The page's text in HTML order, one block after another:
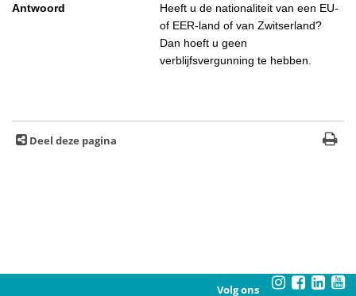
Antwoord
Heeft u de nationaliteit van een EU-
of EER-land of van Zwitserland?
Dan hoeft u geen
verblijfsvergunning te hebben.
Deel deze pagina
Volg ons